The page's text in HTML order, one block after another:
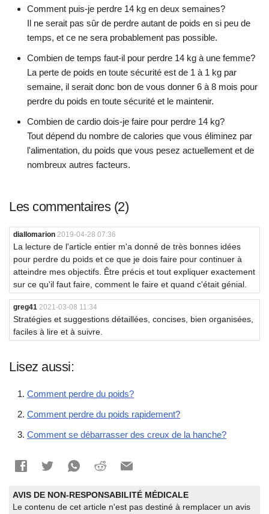
Comment puis-je perdre 14 kg en deux semaines?
Il ne serait pas sûr de perdre autant de poids en si peu de
temps, et ce ne sera probablement pas possible.
Combien de temps faut-il pour perdre 14 kg à une femme?
La perte de poids en toute sécurité est de 1 à 1 kg par
semaine, il serait donc bon de vous donner 6 à 8 mois pour
perdre du poids en toute sécurité et le maintenir.
Combien de cardio dois-je faire pour perdre 14 kg?
Tout dépend du nombre de calories que vous éliminez par
l'alimentation, du poids que vous pesez actuellement et de
nombreux autres facteurs.
Les commentaires (2)
diallomarion 2019-04-28 07:36
La lecture de l'article entier m'a donné de très bonnes idées
pour perdre du poids et ce que je dois faire pour continuer à
atteindre mes objectifs. Être précis et tout expliquer exactement
sur ce qu'il faut faire, comment le faire et quand c'était génial.
greg41 2021-03-08 11:34
Stratégies et suggestions détaillées, concises, bien organisées,
faciles à lire et à suivre.
Lisez aussi:
Comment perdre du poids?
Comment perdre du poids rapidement?
Comment se débarrasser des creux de la hanche?
AVIS DE NON-RESPONSABILITÉ MÉDICALE
Le contenu de cet article n'est pas destiné à remplacer un avis